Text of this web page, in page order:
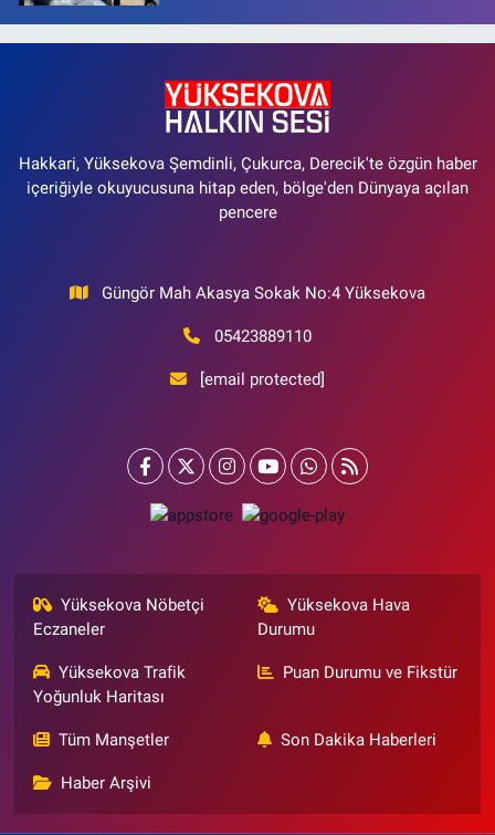
Hakkari, Yüksekova Şemdinli, Çukurca, Derecik'te özgün haber
içeriğiyle okuyucusuna hitap eden, bölge'den Dünyaya açılan
pencere
Güngör Mah Akasya Sokak No:4 Yüksekova
05423889110
[email protected]
Yüksekova Nöbetçi
Eczaneler
Yüksekova Hava
Durumu
Yüksekova Trafik
Yoğunluk Haritası
Puan Durumu ve Fikstür
Tüm Manşetler Son Dakika Haberleri
Haber Arşivi